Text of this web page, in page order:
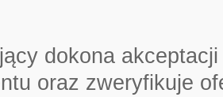
dokona
oraz zweryfikuje